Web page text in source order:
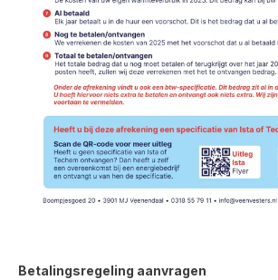
Betalingsregeling aanvragen